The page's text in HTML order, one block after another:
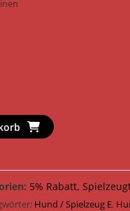
5% Rabatt,
Hund / Spielzeug E,